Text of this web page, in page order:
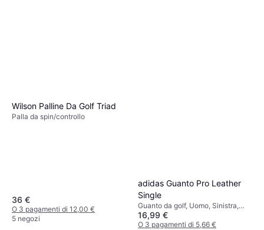
Wilson Palline Da Golf Triad
Palla da spin/controllo
36 €
O 3 pagamenti di 12,00 €
5 negozi
adidas Guanto Pro Leather
Single
Guanto da golf, Uomo, Sinistra,
Destra
16,99 €
O 3 pagamenti di 5,66 €